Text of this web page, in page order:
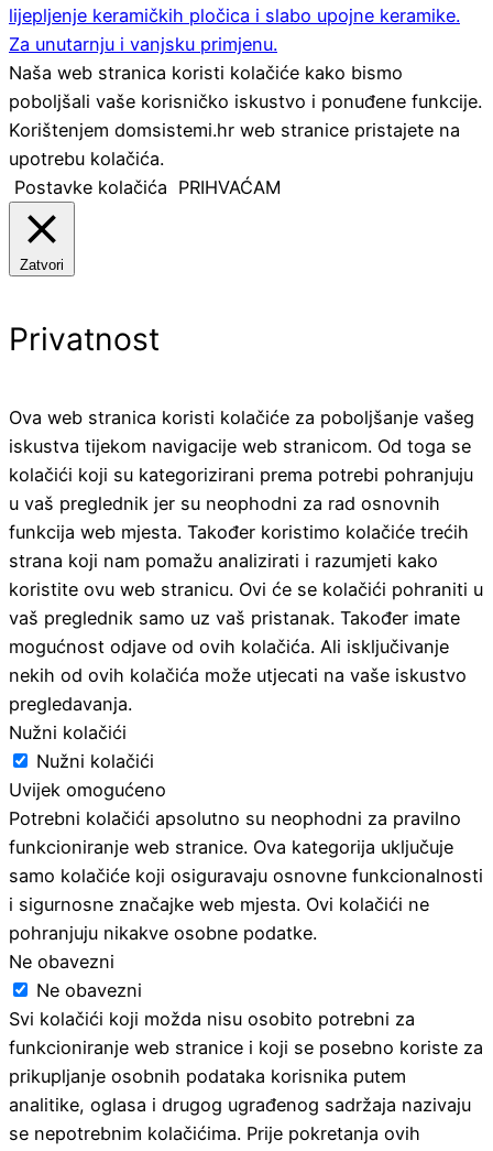
lijepljenje keramičkih pločica i slabo upojne keramike.
Za unutarnju i vanjsku primjenu.
Naša web stranica koristi kolačiće kako bismo
poboljšali vaše korisničko iskustvo i ponuđene funkcije.
Korištenjem domsistemi.hr web stranice pristajete na
upotrebu kolačića.
Postavke kolačića PRIHVAĆAM
Zatvori
Privatnost
Ova web stranica koristi kolačiće za poboljšanje vašeg
iskustva tijekom navigacije web stranicom. Od toga se
kolačići koji su kategorizirani prema potrebi pohranjuju
u vaš preglednik jer su neophodni za rad osnovnih
funkcija web mjesta. Također koristimo kolačiće trećih
strana koji nam pomažu analizirati i razumjeti kako
koristite ovu web stranicu. Ovi će se kolačići pohraniti u
vaš preglednik samo uz vaš pristanak. Također imate
mogućnost odjave od ovih kolačića. Ali isključivanje
nekih od ovih kolačića može utjecati na vaše iskustvo
pregledavanja.
Nužni kolačići
Nužni kolačići
Uvijek omogućeno
Potrebni kolačići apsolutno su neophodni za pravilno
funkcioniranje web stranice. Ova kategorija uključuje
samo kolačiće koji osiguravaju osnovne funkcionalnosti
i sigurnosne značajke web mjesta. Ovi kolačići ne
pohranjuju nikakve osobne podatke.
Ne obavezni
Ne obavezni
Svi kolačići koji možda nisu osobito potrebni za
funkcioniranje web stranice i koji se posebno koriste za
prikupljanje osobnih podataka korisnika putem
analitike, oglasa i drugog ugrađenog sadržaja nazivaju
se nepotrebnim kolačićima. Prije pokretanja ovih